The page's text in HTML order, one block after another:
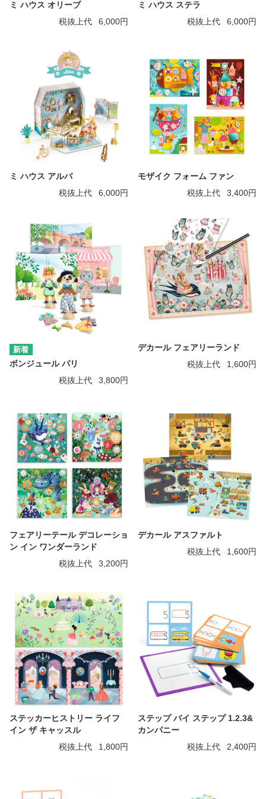
ミ ハウス オリーブ
税抜上代
6,000円
ミ ハウス ステラ
税抜上代
6,000円
ミ ハウス アルバ
税抜上代
6,000円
モザイク フォーム ファン
税抜上代
3,400円
ボンジュール パリ
税抜上代
3,800円
デカール フェアリーランド
税抜上代
1,600円
フェアリーテール デコレーショ
ン イン ワンダーランド
税抜上代
3,200円
デカール アスファルト
税抜上代
1,600円
ステッカーヒストリー ライフ
イン ザ キャッスル
税抜上代
1,800円
ステップ バイ ステップ 1.2.3&
カンパニー
税抜上代
2,400円